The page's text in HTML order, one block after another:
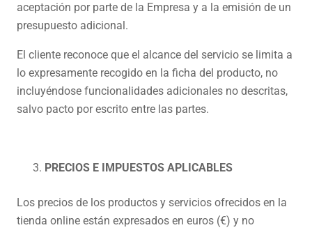
aceptación por parte de la Empresa y a la emisión de un
presupuesto adicional.
El cliente reconoce que el alcance del servicio se limita a
lo expresamente recogido en la ficha del producto, no
incluyéndose funcionalidades adicionales no descritas,
salvo pacto por escrito entre las partes.
PRECIOS E IMPUESTOS APLICABLES
Los precios de los productos y servicios ofrecidos en la
tienda online están expresados en euros (€) y no